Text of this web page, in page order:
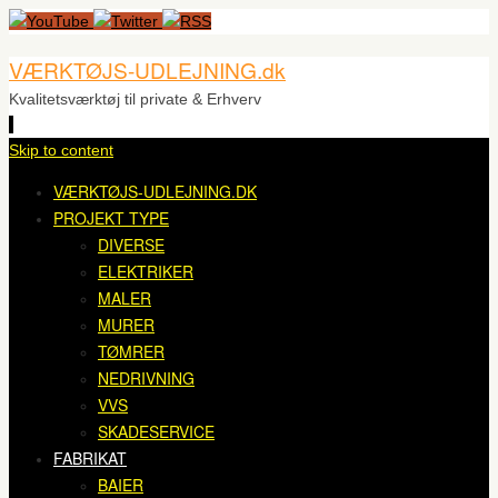
VÆRKTØJS-UDLEJNING.dk
Kvalitetsværktøj til private & Erhverv
Skip to content
VÆRKTØJS-UDLEJNING.DK
PROJEKT TYPE
DIVERSE
ELEKTRIKER
MALER
MURER
TØMRER
NEDRIVNING
VVS
SKADESERVICE
FABRIKAT
BAIER